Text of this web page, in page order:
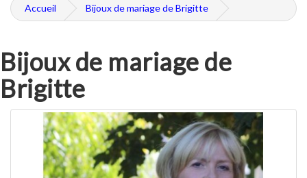
Accueil Bijoux de mariage de Brigitte
Bijoux de mariage de
Brigitte